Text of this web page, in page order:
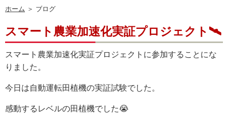
ホーム ＞ ブログ
スマート農業加速化実証プロジェクト🛰
スマート農業加速化実証プロジェクトに参加することにな
りました。
今日は自動運転田植機の実証試験でした。
感動するレベルの田植機でした😭